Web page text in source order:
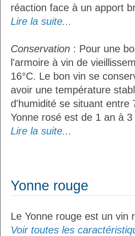
réaction face à un apport
Lire la suite...
Conservation : Pour une
l'armoire à vin de
16°C. Le bon vin se
avoir une température
d'humidité se situant entre
Yonne rosé est de 1 an à 3
Lire la suite...
Yonne rouge
Le Yonne rouge est un vin
Voir toutes les